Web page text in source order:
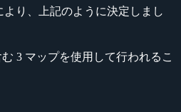
り、上記のように決定しまし
3 マップを使用して行われるこ